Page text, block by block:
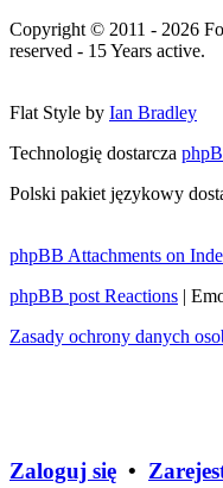
Copyright © 2011 - 2026
reserved - 15 Years active.
Flat Style by Ian Bradley
Technologię dostarcza
Polski pakiet językowy
phpBB Attachments on
phpBB post Reactions |
Zasady ochrony danych
Zaloguj się •